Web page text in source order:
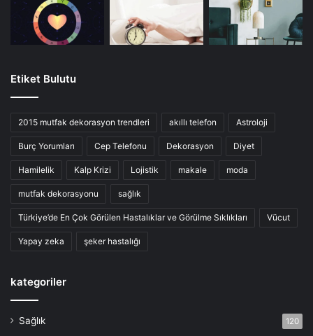
Etiket Bulutu
2015 mutfak dekorasyon trendleri akıllı telefon Astroloji
Burç Yorumları Cep Telefonu Dekorasyon Diyet
Hamilelik Kalp Krizi Lojistik makale moda
mutfak dekorasyonu sağlık
Türkiye’de En Çok Görülen Hastalıklar ve Görülme Sıklıkları Vücut
Yapay zeka şeker hastalığı
kategoriler
Sağlık 120